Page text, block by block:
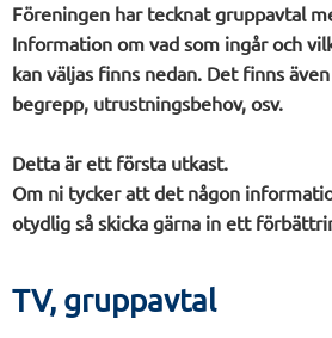
Föreningen har tecknat gruppavtal
Information om vad som ingår och
kan väljas finns nedan. Det finns
begrepp, utrustningsbehov, osv.
Detta är ett första utkast.
Om ni tycker att det någon
otydlig så skicka gärna in ett
TV, gruppavtal